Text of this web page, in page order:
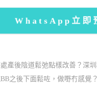
WhatsApp立即
產後陰道鬆弛點樣改善？深
之後下面鬆咗，做嘢冇感覺